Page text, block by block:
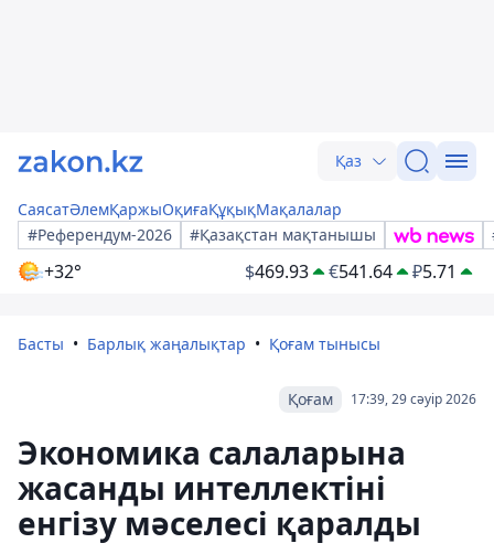
Қаз
СаясатӘлемҚаржыОқиғаҚұқықМақалалар
#Референдум-2026
#Қазақстан мақтанышы
+32° $469.93 €541.64 ₽5.71
Басты Барлық жаңалықтар Қоғам тынысы
17:39, 29 сәуір 2026
Қоғам
Экономика салаларына
жасанды интеллектіні
енгізу мәселесі қаралды